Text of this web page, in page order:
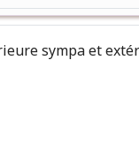
sympa et